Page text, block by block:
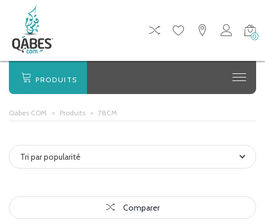
0
PRODUITS
Qabes COM > Produits > 78CM
Tri par popularité
Comparer